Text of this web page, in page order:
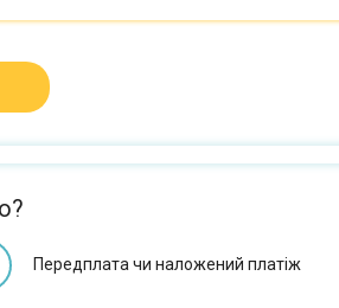
Передплата чи наложений платіж